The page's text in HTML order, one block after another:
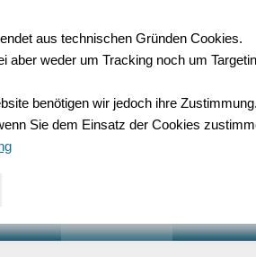
aus technischen Gründen Cookies.
aber weder um Tracking noch um
benötigen wir jedoch ihre
Sie dem Einsatz der Cookies